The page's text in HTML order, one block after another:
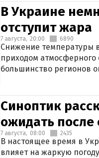
В Украине
отступит жара
7 августа, 20:00 6890
Снижение температуры
приходом
большинство регионов
Синоптик
ожидать
7 августа, 08:00 2435
В настоящее время в
влияет на жаркую